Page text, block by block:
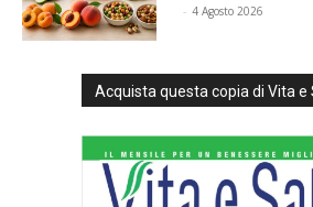
- 4 Agosto 2026
Acquista questa copia di Vita e